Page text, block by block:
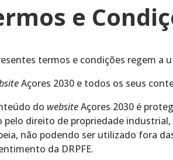
e
termos e condições regem a
Açores 2030 e todos os seus
do websiteAçores 2030 é
pelo direito de propriedade
não podendo ser utilizado fora
da DRPFE.